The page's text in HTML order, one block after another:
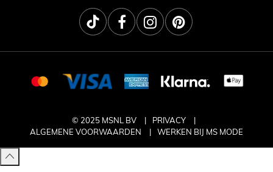
© 2025 MSNL BV
PRIVACY
ALGEMENE VOORWAARDEN
WERKEN BIJ MS MODE